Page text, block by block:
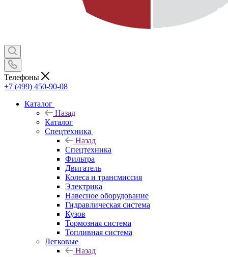
Телефоны
+7 (499) 450-90-08
Каталог
Назад
Каталог
Спецтехника
Назад
Спецтехника
Фильтра
Двигатель
Колеса и трансмиссия
Электрика
Навесное оборудование
Гидравлическая система
Кузов
Тормозная система
Топливная система
Легковые
Назад